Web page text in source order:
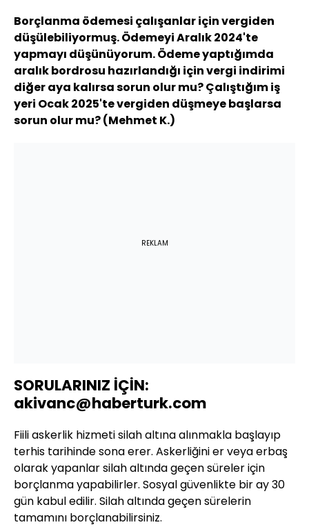
Borçlanma ödemesi çalışanlar için vergiden
düşülebiliyormuş. Ödemeyi Aralık 2024'te
yapmayı düşünüyorum. Ödeme yaptığımda
aralık bordrosu hazırlandığı için vergi indirimi
diğer aya kalırsa sorun olur mu? Çalıştığım iş
yeri Ocak 2025'te vergiden düşmeye başlarsa
sorun olur mu? (Mehmet K.)
REKLAM
SORULARINIZ İÇİN:
akivanc@haberturk.com
Fiili askerlik hizmeti silah altına alınmakla başlayıp
terhis tarihinde sona erer. Askerliğini er veya erbaş
olarak yapanlar silah altında geçen süreler için
borçlanma yapabilirler. Sosyal güvenlikte bir ay 30
gün kabul edilir. Silah altında geçen sürelerin
tamamını borçlanabilirsiniz.